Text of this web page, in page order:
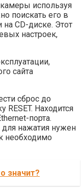
используя
поискать его в
на CD-диске. Этот
настроек,
сайта
сброс до
RESET. Находится
порта.
нажатия нужен
необходимо
значит?